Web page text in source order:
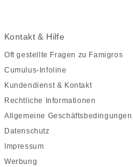
Kontakt & Hilfe
Oft gestellte Fragen zu Famigros
Cumulus-Infoline
Kundendienst & Kontakt
Rechtliche Informationen
Allgemeine Geschäftsbedingungen
Datenschutz
Impressum
Werbung